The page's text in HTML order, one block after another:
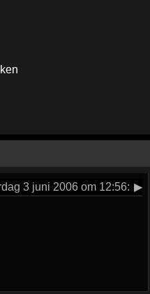
3 juni 2006 om 12:56: ▶